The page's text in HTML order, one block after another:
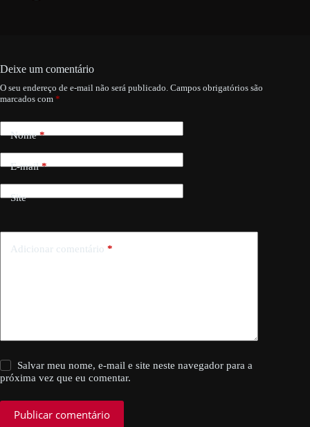
Deixe um comentário
O seu endereço de e-mail não será publicado. Campos obrigatórios são
marcados com *
Nome*
E-mail*
Site
Adicionar comentário *
Salvar meu nome, e-mail e site neste navegador para a
próxima vez que eu comentar.
Publicar comentário